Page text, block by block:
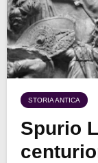
STORIA ANTICA
Spurio